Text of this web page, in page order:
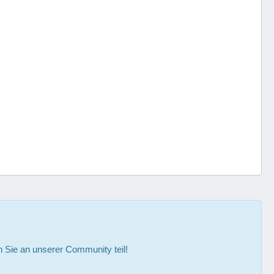
Sie an unserer Community teil!